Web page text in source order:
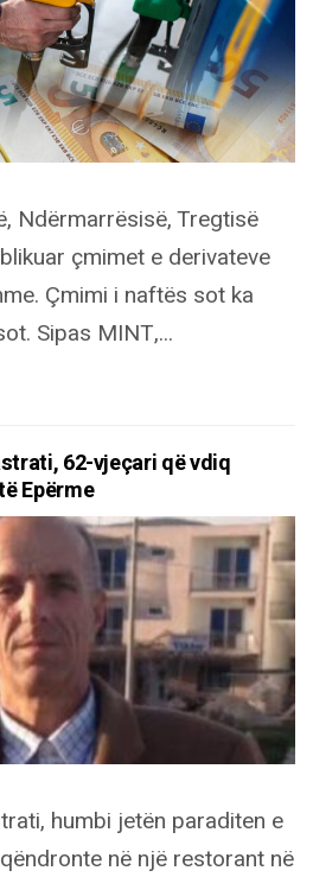
Ndërmarrësisë, Tregtisë
çmimet e derivateve
Çmimi i naftës sot ka
Sipas MINT,...
62-vjeçari që vdiq
Epërme
humbi jetën paraditen e
në një restorant në